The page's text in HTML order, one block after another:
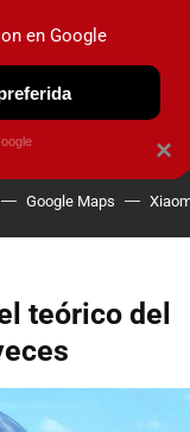
OBSERVATORIO
Google Maps
teórico del
×
en Google